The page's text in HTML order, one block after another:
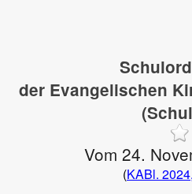
der Evangelischen
Vom 24.
(KABl.